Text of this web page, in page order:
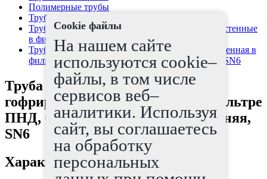
Полимерные трубы
Трубы дренажные
Трубы дренажные гибкие гофрированные одностенные
в фильтре ПНД
Труба дренажная гибкая гофрированные одностенная в
фильтре ПНД, OD50мм, Бухты по 100м, синяя, SN6
Труба дренажная гибкая
гофрированные одностенная в фильтре
ПНД, OD50мм, Бухты по 100м, синяя,
SN6
Характеристики
Cookie файлы
На нашем сайте
используются cookie–
файлы, в том числе
сервисов веб–
аналитики. Используя
сайт, вы соглашаетесь
на обработку
персональных